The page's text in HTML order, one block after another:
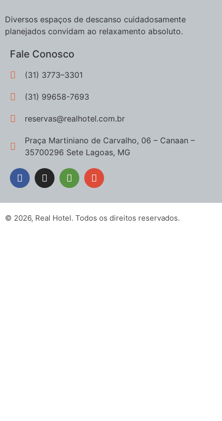
Diversos espaços de descanso cuidadosamente
planejados convidam ao relaxamento absoluto.
Fale Conosco
(31) 3773–3301
(31) 99658-7693
reservas@realhotel.com.br
Praça Martiniano de Carvalho, 06 – Canaan –
35700296 Sete Lagoas, MG
© 2026, Real Hotel. Todos os direitos reservados.